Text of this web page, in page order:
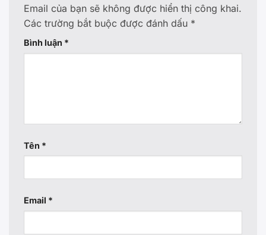
Email của bạn sẽ không được hiển thị công khai.
Các trường bắt buộc được đánh dấu *
Bình luận *
Tên *
Email *